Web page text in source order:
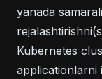
yanada
Kubernetes
applicationlarni